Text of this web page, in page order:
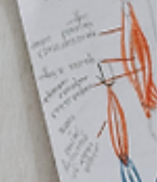
皮膚疹等，使用純露的效果其實不亞於精油。
果手邊只有精油沒有純露的夥伴，其實我們也
以利用精油來DIY...